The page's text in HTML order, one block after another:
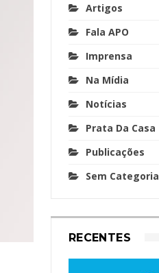
Artigos
Fala APO
Imprensa
Na Mídia
Notícias
Prata Da Casa
Publicações
Sem Categoria
RECENTES